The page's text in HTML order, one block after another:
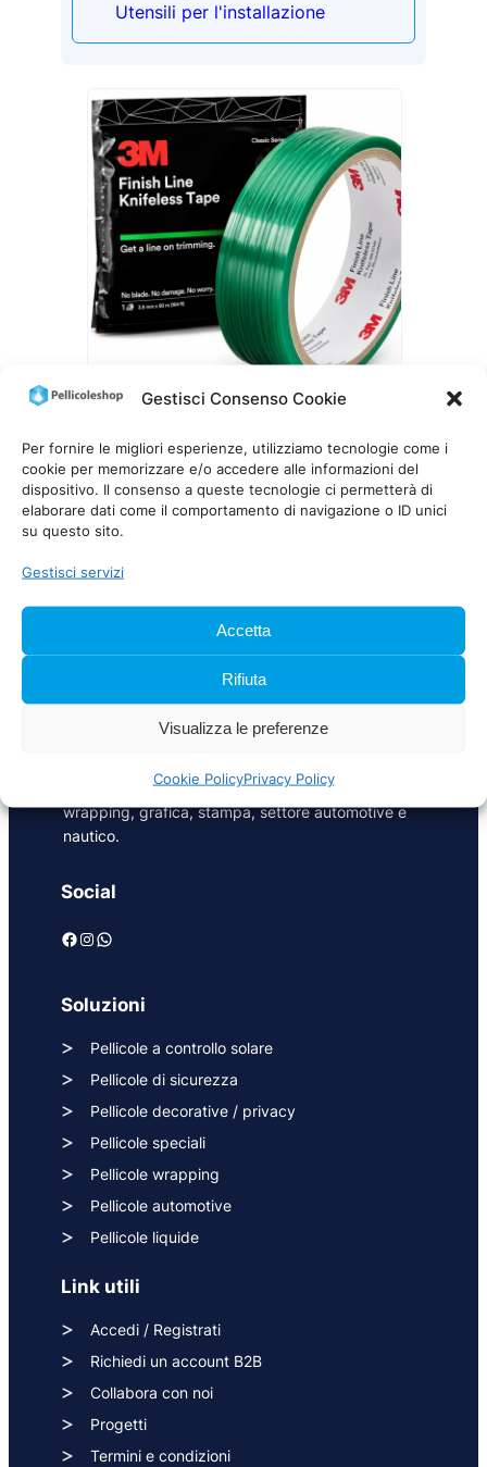
Gestisci Consenso Cookie
Per fornire le migliori esperienze, utilizziamo tecnologie come i
cookie per memorizzare e/o accedere alle informazioni del
dispositivo. Il consenso a queste tecnologie ci permetterà di
elaborare dati come il comportamento di navigazione o ID unici
su questo sito.
Gestisci servizi
Accetta
Rifiuta
Visualizza le preferenze
Cookie PolicyPrivacy Policy
Utensili per l'installazione
19,00€–55,00€Fascia
di
prezzo:
55,00 €
IVA inclusa
riqualificazione in ambito energetico e di sicurezza
adesive per interior design, exterior design,
wrapping, grafica, stampa, settore automotive e
nautico.
Social
Facebook Instagram WhatsApp
Soluzioni
Pellicole a controllo solare
Pellicole di sicurezza
Pellicole decorative / privacy
Pellicole speciali
Pellicole wrapping
Pellicole automotive
Pellicole liquide
Link utili
Accedi / Registrati
Richiedi un account B2B
Collabora con noi
Progetti
Termini e condizioni